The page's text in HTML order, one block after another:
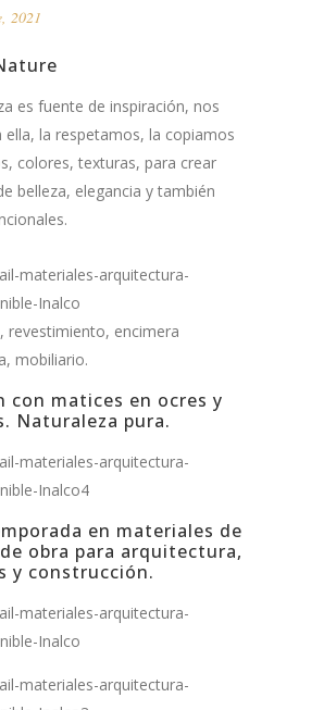
2021
es fuente de inspiración, nos
ella, la respetamos, la copiamos
colores, texturas, para crear
belleza, elegancia y también
revestimiento, encimera
mobiliario.
con matices en ocres y
Naturaleza pura.
en materiales de
obra para arquitectura,
y construcción.